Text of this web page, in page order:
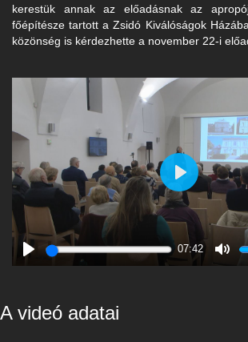
kerestük annak az előadásnak az
főépítésze tartott a Zsidó Kiválóságok
közönség is kérdezhette a november 22-i
Play
07:42
Mute
Play
A videó adatai